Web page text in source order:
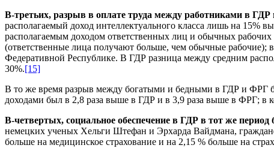
В-третьих, разрыв в оплате труда между работниками в
располагаемый доход интеллектуального класса лишь на 15%
располагаемым доходом ответственных лиц и обычных
(ответственные лица получают больше, чем обычные
Федеративной Республике. В ГДР разница между средним
30%.[15]
В то же время разрыв между богатыми и бедными в ГДР и ФРГ
доходами был в 2,8 раза выше в ГДР и в 3,9 раза выше в ФРГ; в
В-четвертых, социальное обеспечение в ГДР в тот же
немецких ученых Хельги Штефан и Эрхарда Вайдмана,
больше на медицинское страхование и на 2,15 % больше на